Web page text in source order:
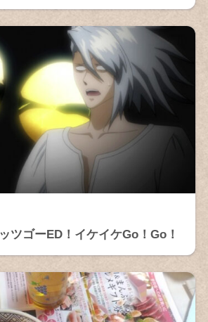
ツゴーED！イケイケGo！Go！